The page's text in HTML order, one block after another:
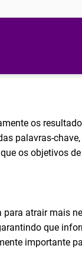
os
palavras-
os objetivos de
para atrair mais
que
importante